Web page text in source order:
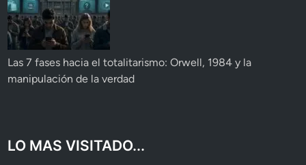
Las 7 fases hacia el totalitarismo: Orwell, 1984 y la
manipulación de la verdad
LO MAS VISITADO...